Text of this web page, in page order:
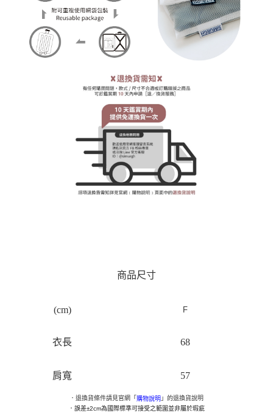
商品尺寸
(cm) F
衣長 68
肩寬 57
．退換貨條件請見官網「購物說明 」的退換貨說明
． 誤差±2cm為國際標準可接受之範圍並非屬於瑕疵